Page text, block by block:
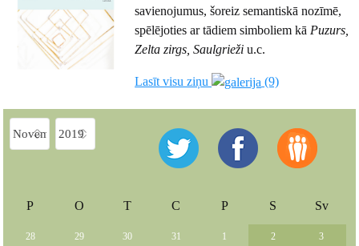
savienojumus, šoreiz semantiskā nozīmē,
spēlējoties ar tādiem simboliem kā Puzurs,
Zelta zirgs, Saulgriežiu.c.
Lasīt visu ziņu (9)
P O T C P S Sv
28 29 30 31 1 2 3